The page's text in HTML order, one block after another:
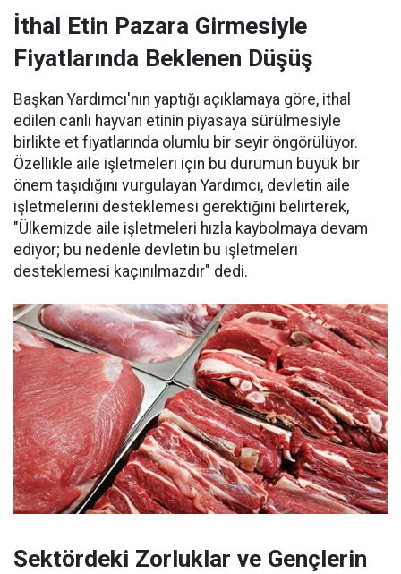
İthal Etin Pazara Girmesiyle
Fiyatlarında Beklenen Düşüş
Başkan Yardımcı'nın yaptığı açıklamaya göre, ithal
edilen canlı hayvan etinin piyasaya sürülmesiyle
birlikte et fiyatlarında olumlu bir seyir öngörülüyor.
Özellikle aile işletmeleri için bu durumun büyük bir
önem taşıdığını vurgulayan Yardımcı, devletin aile
işletmelerini desteklemesi gerektiğini belirterek,
"Ülkemizde aile işletmeleri hızla kaybolmaya devam
ediyor; bu nedenle devletin bu işletmeleri
desteklemesi kaçınılmazdır" dedi.
Sektördeki Zorluklar ve Gençlerin